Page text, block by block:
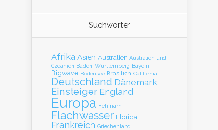
Suchwörter
Afrika Asien Australien Australien und
Ozeanien Baden-Württemberg Bayern
Bigwave Bodensee Brasilien California
Deutschland Dänemark
Einsteiger England
Europa Fehmarn
Flachwasser Florida
Frankreich Griechenland